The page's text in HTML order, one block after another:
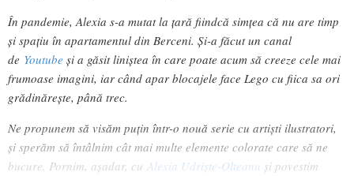
În pandemie, Alexia s-a mutat la țară fiindcă simțea că nu are timp
și spațiu în apartamentul din Berceni. Și-a făcut un canal
de Youtube și a găsit liniștea în care poate acum să creeze cele mai
frumoase imagini, iar când apar blocajele face Lego cu fiica sa ori
grădinărește, până trec.
Ne propunem să visăm puțin într-o nouă serie cu artiști ilustratori,
și sperăm să întâlnim cât mai multe elemente colorate care să ne
bucure. Pornim, așadar, cu Alexia Udriște-Olteanu și povestim